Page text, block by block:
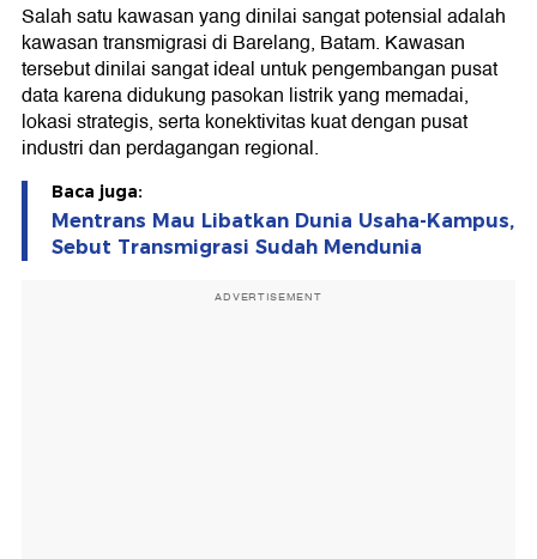
Salah satu kawasan yang dinilai sangat potensial adalah
kawasan transmigrasi di Barelang, Batam. Kawasan
tersebut dinilai sangat ideal untuk pengembangan pusat
data karena didukung pasokan listrik yang memadai,
lokasi strategis, serta konektivitas kuat dengan pusat
industri dan perdagangan regional.
Baca juga:
Mentrans Mau Libatkan Dunia Usaha-Kampus,
Sebut Transmigrasi Sudah Mendunia
ADVERTISEMENT